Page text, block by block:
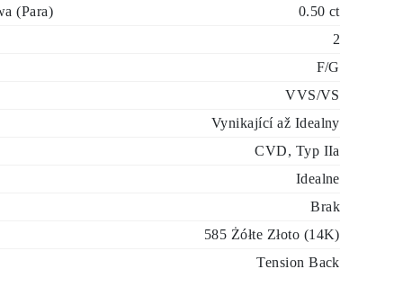
(Para)
0.50 ct
2
F/G
VVS/VS
Vynikající až Idealny
CVD, Typ IIa
Idealne
Brak
585 Żółte Złoto (14K)
Tension Back